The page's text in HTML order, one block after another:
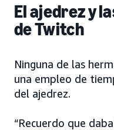
El ajedrez y
de Twitch
Ninguna de las
una empleo de
del ajedrez.
“Recuerdo que